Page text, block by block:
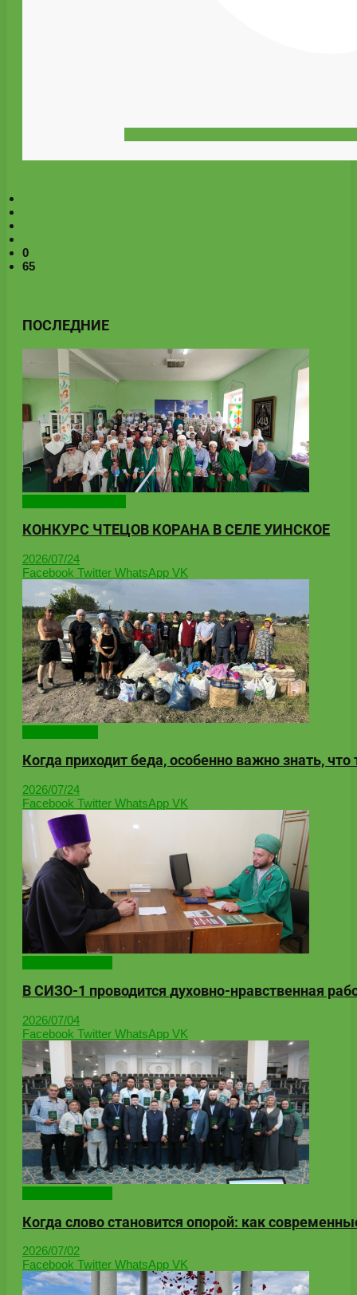
0
65
ПОСЛЕДНИЕ
КОНКУРС ЧТЕЦОВ КОРАНА В СЕЛЕ УИНСКОЕ
2026/07/24
Facebook Twitter WhatsApp VK
Когда приходит беда, особенно важно знать,
2026/07/24
Facebook Twitter WhatsApp VK
В СИЗО-1 проводится духовно-нравственная
2026/07/04
Facebook Twitter WhatsApp VK
Когда слово становится опорой: как
2026/07/02
Facebook Twitter WhatsApp VK